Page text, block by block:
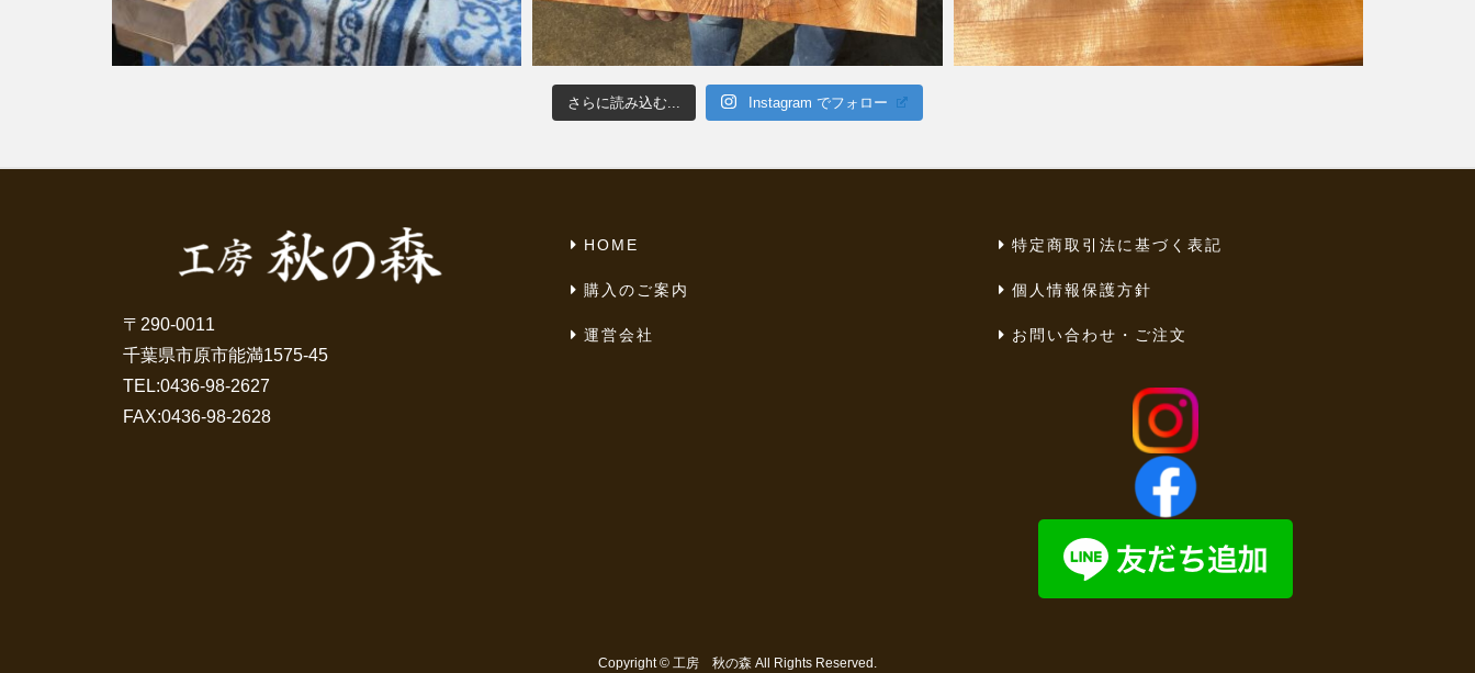
さらに読み込む... Instagram でフォロー
〒290-0011
千葉県市原市能満1575-45
TEL:0436-98-2627
FAX:0436-98-2628
HOME
購入のご案内
運営会社
特定商取引法に基づく表記
個人情報保護方針
お問い合わせ・ご注文
Copyright © 工房 秋の森 All Rights Reserved.